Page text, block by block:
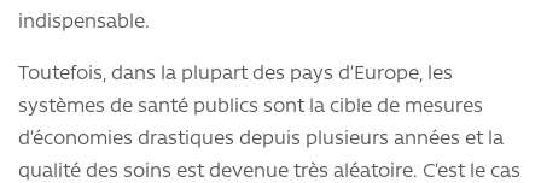
indispensable.
Toutefois, dans la plupart des pays d’Europe, les
systèmes de santé publics sont la cible de mesures
d’économies drastiques depuis plusieurs années et la
qualité des soins est devenue très aléatoire. C’est le cas